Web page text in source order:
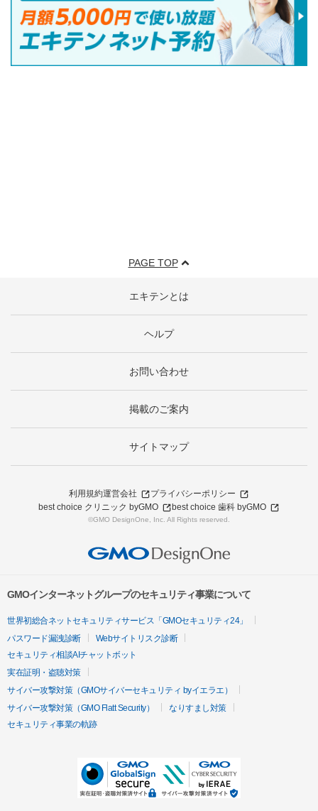
PAGE TOP
エキテンとは
ヘルプ
お問い合わせ
掲載のご案内
サイトマップ
利用規約運営会社
プライバシーポリシー
best choice クリニック byGMO
best choice 歯科 byGMO
©GMO DesignOne, Inc. All Rights reserved.
GMOインターネットグループのセキュリティ事業について
世界初総合ネットセキュリティサービス「GMOセキュリティ24」
パスワード漏洩診断
Webサイトリスク診断
セキュリティ相談AIチャットボット
実在証明・盗聴対策
サイバー攻撃対策（GMOサイバーセキュリティ byイエラエ）
サイバー攻撃対策（GMO Flatt Security）
なりすまし対策
セキュリティ事業の軌跡